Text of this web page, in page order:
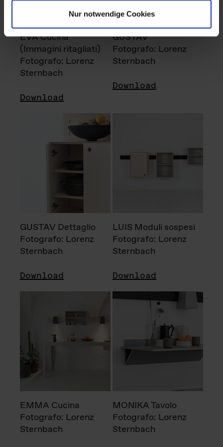
Nur notwendige Cookies
EVA Cucina
(Immagini ritagliati)
Fotografo: Lorenz
Sternbach
Download
GUSTAV
Fotografo: Lorenz
Sternbach
Download
GUSTAV Dettaglio
Fotografo: Lorenz
Sternbach
Download
LUIS Moduli sospesi
Fotografo: Lorenz
Sternbach
Download
EMMA Cucina
Fotografo: Lorenz
Sternbach
MONIKA Tavolo
Fotografo: Lorenz
Sternbach